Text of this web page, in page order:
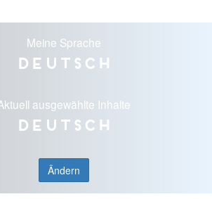
Meine Sprache
Deutsch
ausgewählte Inhalte
Deutsch
Ändern